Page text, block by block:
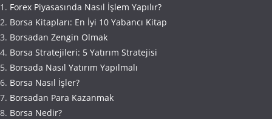
Forex Piyasasında Nasıl İşlem Yapılır?
Borsa Kitapları: En İyi 10 Yabancı Kitap
Borsadan Zengin Olmak
Borsa Stratejileri: 5 Yatırım Stratejisi
Borsada Nasıl Yatırım Yapılmalı
Borsa Nasıl İşler?
Borsadan Para Kazanmak
Borsa Nedir?